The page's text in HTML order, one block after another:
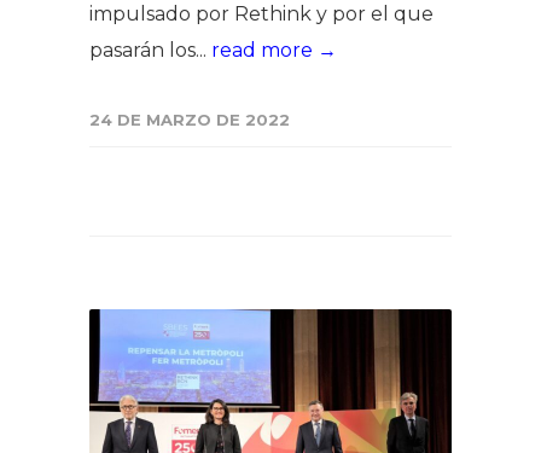
impulsado por Rethink y por el que
pasarán los... read more →
24 DE MARZO DE 2022